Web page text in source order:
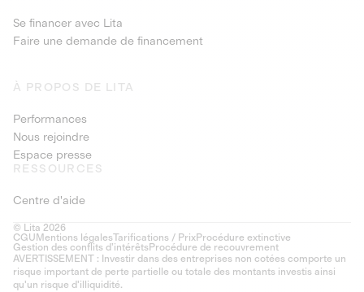
Se financer avec Lita
Faire une demande de financement
À PROPOS DE LITA
Performances
Nous rejoindre
Espace presse
RESSOURCES
Centre d'aide
© Lita 2026
CGU Mentions légalesTarifications / PrixProcédure extinctive
Gestion des conflits d’intérêtsProcédure de recouvrement
AVERTISSEMENT : Investir dans des entreprises non cotées comporte un
risque important de perte partielle ou totale des montants investis ainsi
qu'un risque d'illiquidité.